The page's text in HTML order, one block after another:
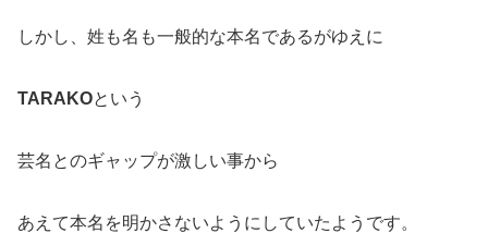
しかし、姓も名も一般的な本名であるがゆえに
TARAKOという
芸名とのギャップが激しい事から
あえて本名を明かさないようにしていたようです。